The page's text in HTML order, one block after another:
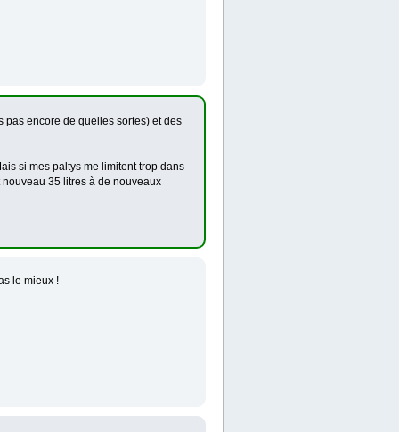
encore de quelles sortes) et des
si mes paltys me limitent trop dans
35 litres à de nouveaux
le mieux !